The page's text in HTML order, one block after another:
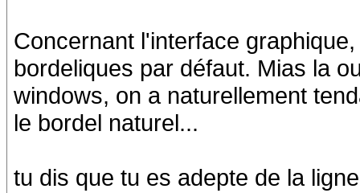
Concernant l'interface
bordeliques par défaut. Mias la
windows, on a naturellement
le bordel naturel...
tu dis que tu es adepte de la